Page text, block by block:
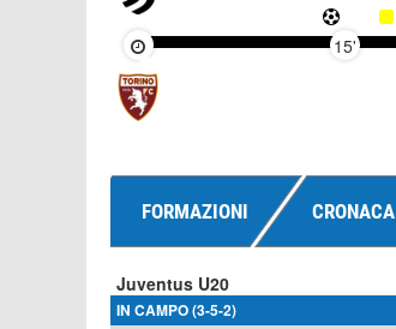
15'
FORMAZIONI CRONACA
Juventus U20
IN CAMPO (3-5-2)